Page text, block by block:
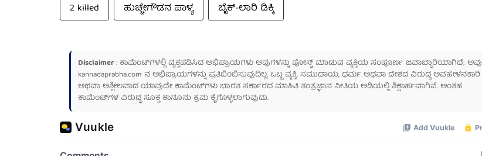
2 killed
ಹುಚ್ಚೇಗೌಡನ ಪಾಳ್ಯ ಬೈಕ್-ಲಾರಿ ಡಿಕ್ಕಿ
Disclaimer: ಕಾಮೆಂಟ್‌ಗಳಲ್ಲಿ ವ್ಯಕ್ತಪಡಿಸಿದ ಅಭಿಪ್ರಾಯಗಳು ಅವುಗಳನ್ನು ಪೋಸ್ಟ್ ಮಾಡುವ ವ್ಯಕ್ತಿಯ ಸಂಪೂರ್ಣ ಜವಾಬ್ದಾರಿಯಾಗಿದೆ; ಅವು
kannadaprabha.com ನ ಅಭಿಪ್ರಾಯಗಳನ್ನು ಪ್ರತಿಬಿಂಬಿಸುವುದಿಲ್ಲ. ಒಬ್ಬ ವ್ಯಕ್ತಿ, ಸಮುದಾಯ, ಧರ್ಮ ಅಥವಾ ದೇಶದ ವಿರುದ್ಧ ಅವಹೇಳನಕಾರಿ
ಅಥವಾ ಅಶ್ಲೀಲವಾದ ಯಾವುದೇ ಕಾಮೆಂಟ್‌ಗಳು ಭಾರತ ಸರ್ಕಾರದ ಮಾಹಿತಿ ತಂತ್ರಜ್ಞಾನ ನೀತಿಯ ಅಡಿಯಲ್ಲಿ ಶಿಕ್ಷಾರ್ಹವಾಗಿವೆ. ಅಂತಹ
ಕಾಮೆಂಟ್‌ಗಳ ವಿರುದ್ಧ ಸೂಕ್ತ ಕಾನೂನು ಕ್ರಮ ಕೈಗೊಳ್ಳಲಾಗುವುದು.